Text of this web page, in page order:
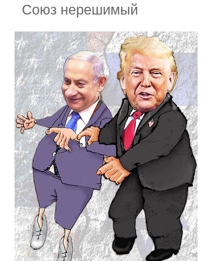
Союз нерешимый